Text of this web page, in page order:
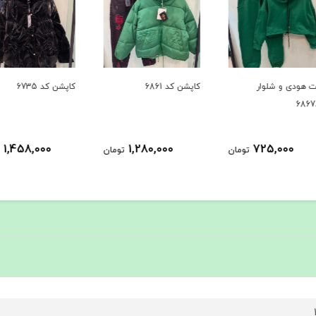
کاپشن کد 6861
1,280,000
1,458,000 تومان
بافت کد